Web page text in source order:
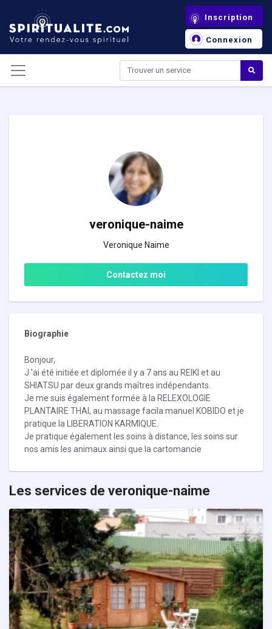
Inscription
Connexion
veronique-naime
Veronique Naime
Contactez moi
Biographie
Bonjour,
J 'ai été initiée et diplomée il y a 7 ans au REIKI et au
SHIATSU par deux grands maîtres indépendants.
Je me suis également formée à la RELEXOLOGIE
PLANTAIRE THAI, au massage facila manuel KOBIDO et je
pratique la LIBERATION KARMIQUE.
Je pratique également les soins à distance, les soins sur
nos amis les animaux ainsi que la cartomancie
Les services de veronique-naime